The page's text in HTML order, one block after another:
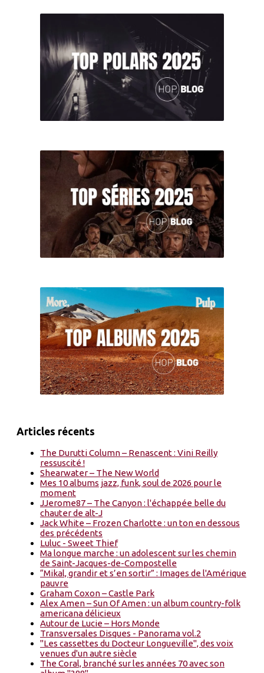
Articles récents
The Durutti Column – Renascent : Vini Reilly
ressuscité !
Shearwater – The New World
Mes 10 albums jazz, funk, soul de 2026 pour le
moment
JJerome87 – The Canyon : l'échappée belle du
chauter de alt-J
Jack White – Frozen Charlotte : un ton en dessous
des précédents
Luluc - Sweet Thief
Ma longue marche : un adolescent sur les chemin
de Saint-Jacques-de-Compostelle
“Mikal, grandir et s’en sortir” : Images de l'Amérique
pauvre
Graham Coxon – Castle Park
Alex Amen – Sun Of Amen : un album country-folk
americana délicieux
Autour de Lucie – Hors Monde
Transversales Disques - Panorama vol.2
"Les cassettes du Docteur Longueville", des voix
venues d'un autre siècle
The Coral, branché sur les années 70 avec son